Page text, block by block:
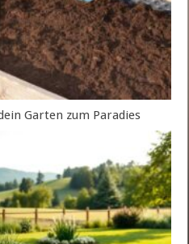
Garten zum Paradies